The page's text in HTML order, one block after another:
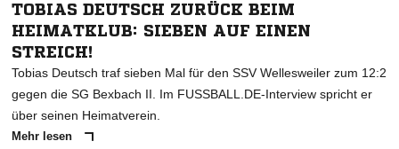
TOBIAS DEUTSCH ZURÜCK BEIM
HEIMATKLUB: SIEBEN AUF EINEN
STREICH!
Tobias Deutsch traf sieben Mal für den SSV Wellesweiler zum 12:2
gegen die SG Bexbach II. Im FUSSBALL.DE-Interview spricht er
über seinen Heimatverein.
Mehr lesen